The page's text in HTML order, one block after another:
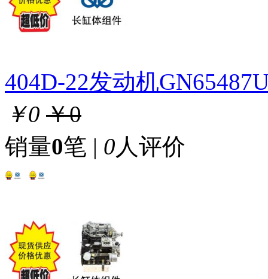
404D-22发动机
￥0 ￥0
销量0笔 | 0人评价